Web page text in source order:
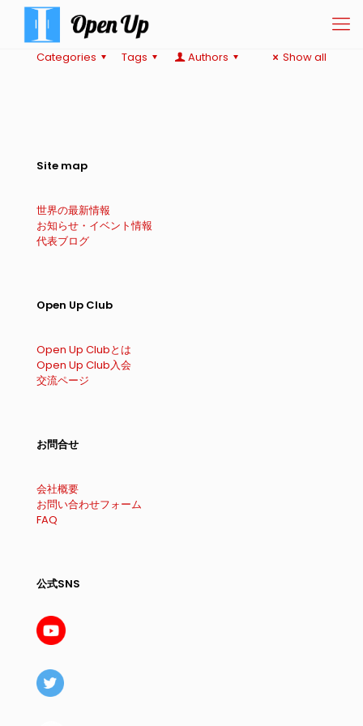
Categories Tags Authors Show all
Site map
世界の最新情報
お知らせ・イベント情報
代表ブログ
Open Up Club
Open Up Clubとは
Open Up Club入会
交流ページ
お問合せ
会社概要
お問い合わせフォーム
FAQ
公式SNS